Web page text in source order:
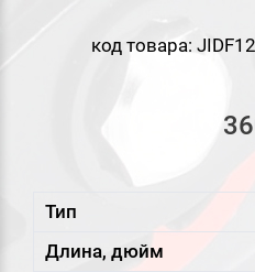
код товара:
Тип
Длина, дюйм